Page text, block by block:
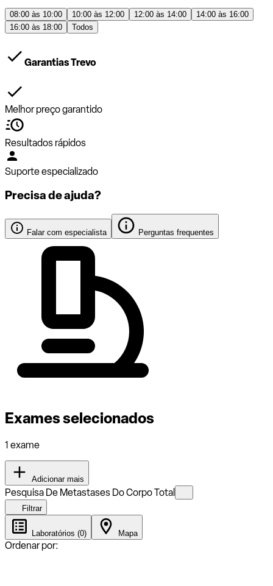
08:00 às 10:00 10:00 às 12:00 12:00 às 14:00
14:00 às 16:00
16:00 às 18:00
Todos
Garantias Trevo
Melhor preço garantido
Resultados rápidos
Suporte especializado
Precisa de ajuda?
Falar com especialista Perguntas frequentes
Exames selecionados
1 exame
Adicionar mais
Pesquisa De Metastases Do Corpo Total
Filtrar
Laboratórios (0) Mapa
Ordenar por: